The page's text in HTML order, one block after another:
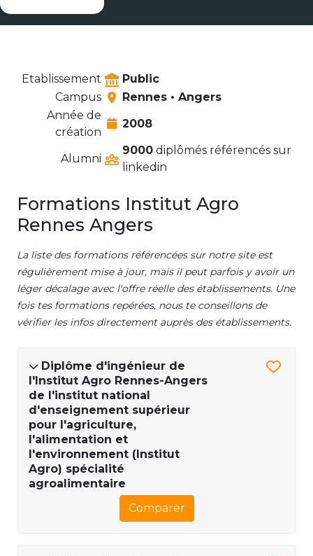
Etablissement
Public
Campus
Rennes • Angers
Année de
création
2008
Alumni
9000 diplômés référencés sur
linkedin
Formations Institut Agro
Rennes Angers
La liste des formations référencées sur notre site est
régulièrement mise à jour, mais il peut parfois y avoir un
léger décalage avec l'offre réelle des établissements. Une
fois tes formations repérées, nous te conseillons de
vérifier les infos directement auprès des établissements.
Diplôme d'ingénieur de
l'Institut Agro Rennes-Angers
de l'institut national
d'enseignement supérieur
pour l'agriculture,
l'alimentation et
l'environnement (Institut
Agro) spécialité
agroalimentaire
Comparer